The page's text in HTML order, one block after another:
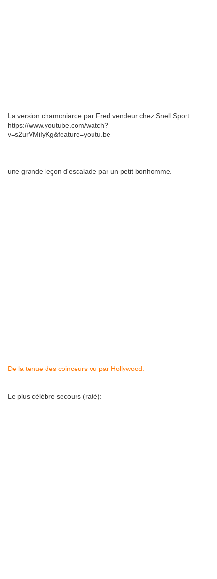
La version chamoniarde par Fred vendeur chez Snell Sport.
https://www.youtube.com/watch?
v=s2urVMiIyKg&feature=youtu.be
une grande leçon d'escalade par un petit bonhomme.
De la tenue des coinceurs vu par Hollywood:
Le plus célèbre secours (raté):